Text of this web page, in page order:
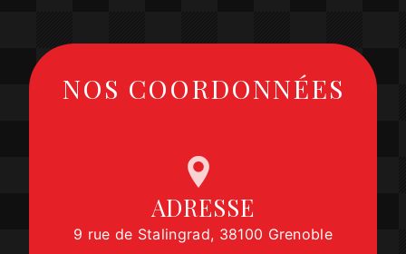
NOS COORDONNÉES
ADRESSE
9 rue de Stalingrad, 38100 Grenoble